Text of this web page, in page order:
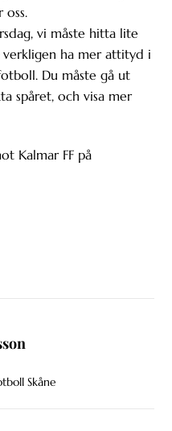
oss.
vi måste hitta lite
verkligen ha mer attityd i
Du måste gå ut
spåret, och visa mer
Kalmar FF på
Skåne